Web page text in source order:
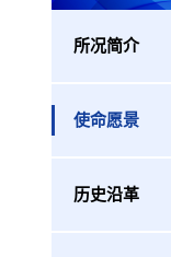
所况简介
使命愿景
历史沿革